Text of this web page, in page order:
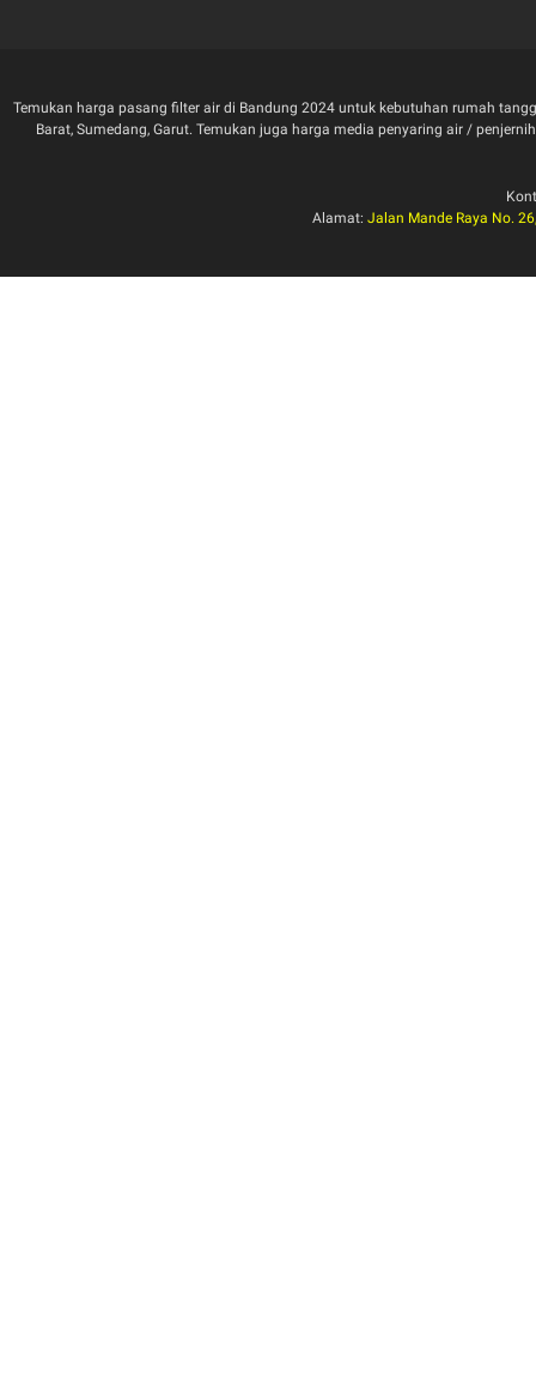
Temukan harga pasang filter air di Bandung 2024 untuk kebutuhan rumah
Barat, Sumedang, Garut. Temukan juga harga media penyaring air /
Alamat: Jalan Mande Raya No.